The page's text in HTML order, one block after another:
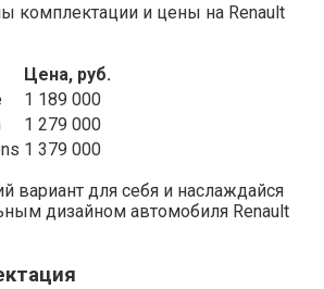
комплектации и цены на Renault
Цена, руб.
1 189 000
1 279 000
1 379 000
вариант для себя и наслаждайся
дизайном автомобиля Renault